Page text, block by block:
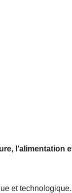
l’alimentation
et